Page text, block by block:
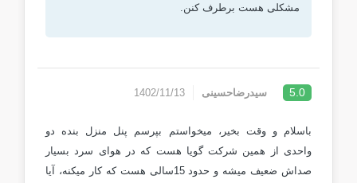
مشکلی هست برطرف کنن.
5.0 سیدرضاحسینی 1402/11/13
باسلام و وقت بخیر، میخواستم بپرسم پنل منزل بنده دو
واحدی از همین شرکت گویا هست که در هوای سرد بسیار
صداش ضعیف میشه و حدود 15سالی هست که کار میکنه، آیا